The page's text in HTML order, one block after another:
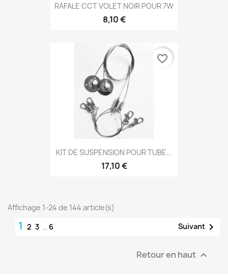
RAFALE CCT VOLET NOIR POUR 7W
8,10 €
KIT DE SUSPENSION POUR TUBE...
17,10 €
favorite_border
Affichage 1-24 de 144 article(s)
1 2 3 … 6 Suivant 
Retour en haut 